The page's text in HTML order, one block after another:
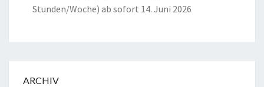
Stunden/Woche) ab sofort 14. Juni 2026
ARCHIV